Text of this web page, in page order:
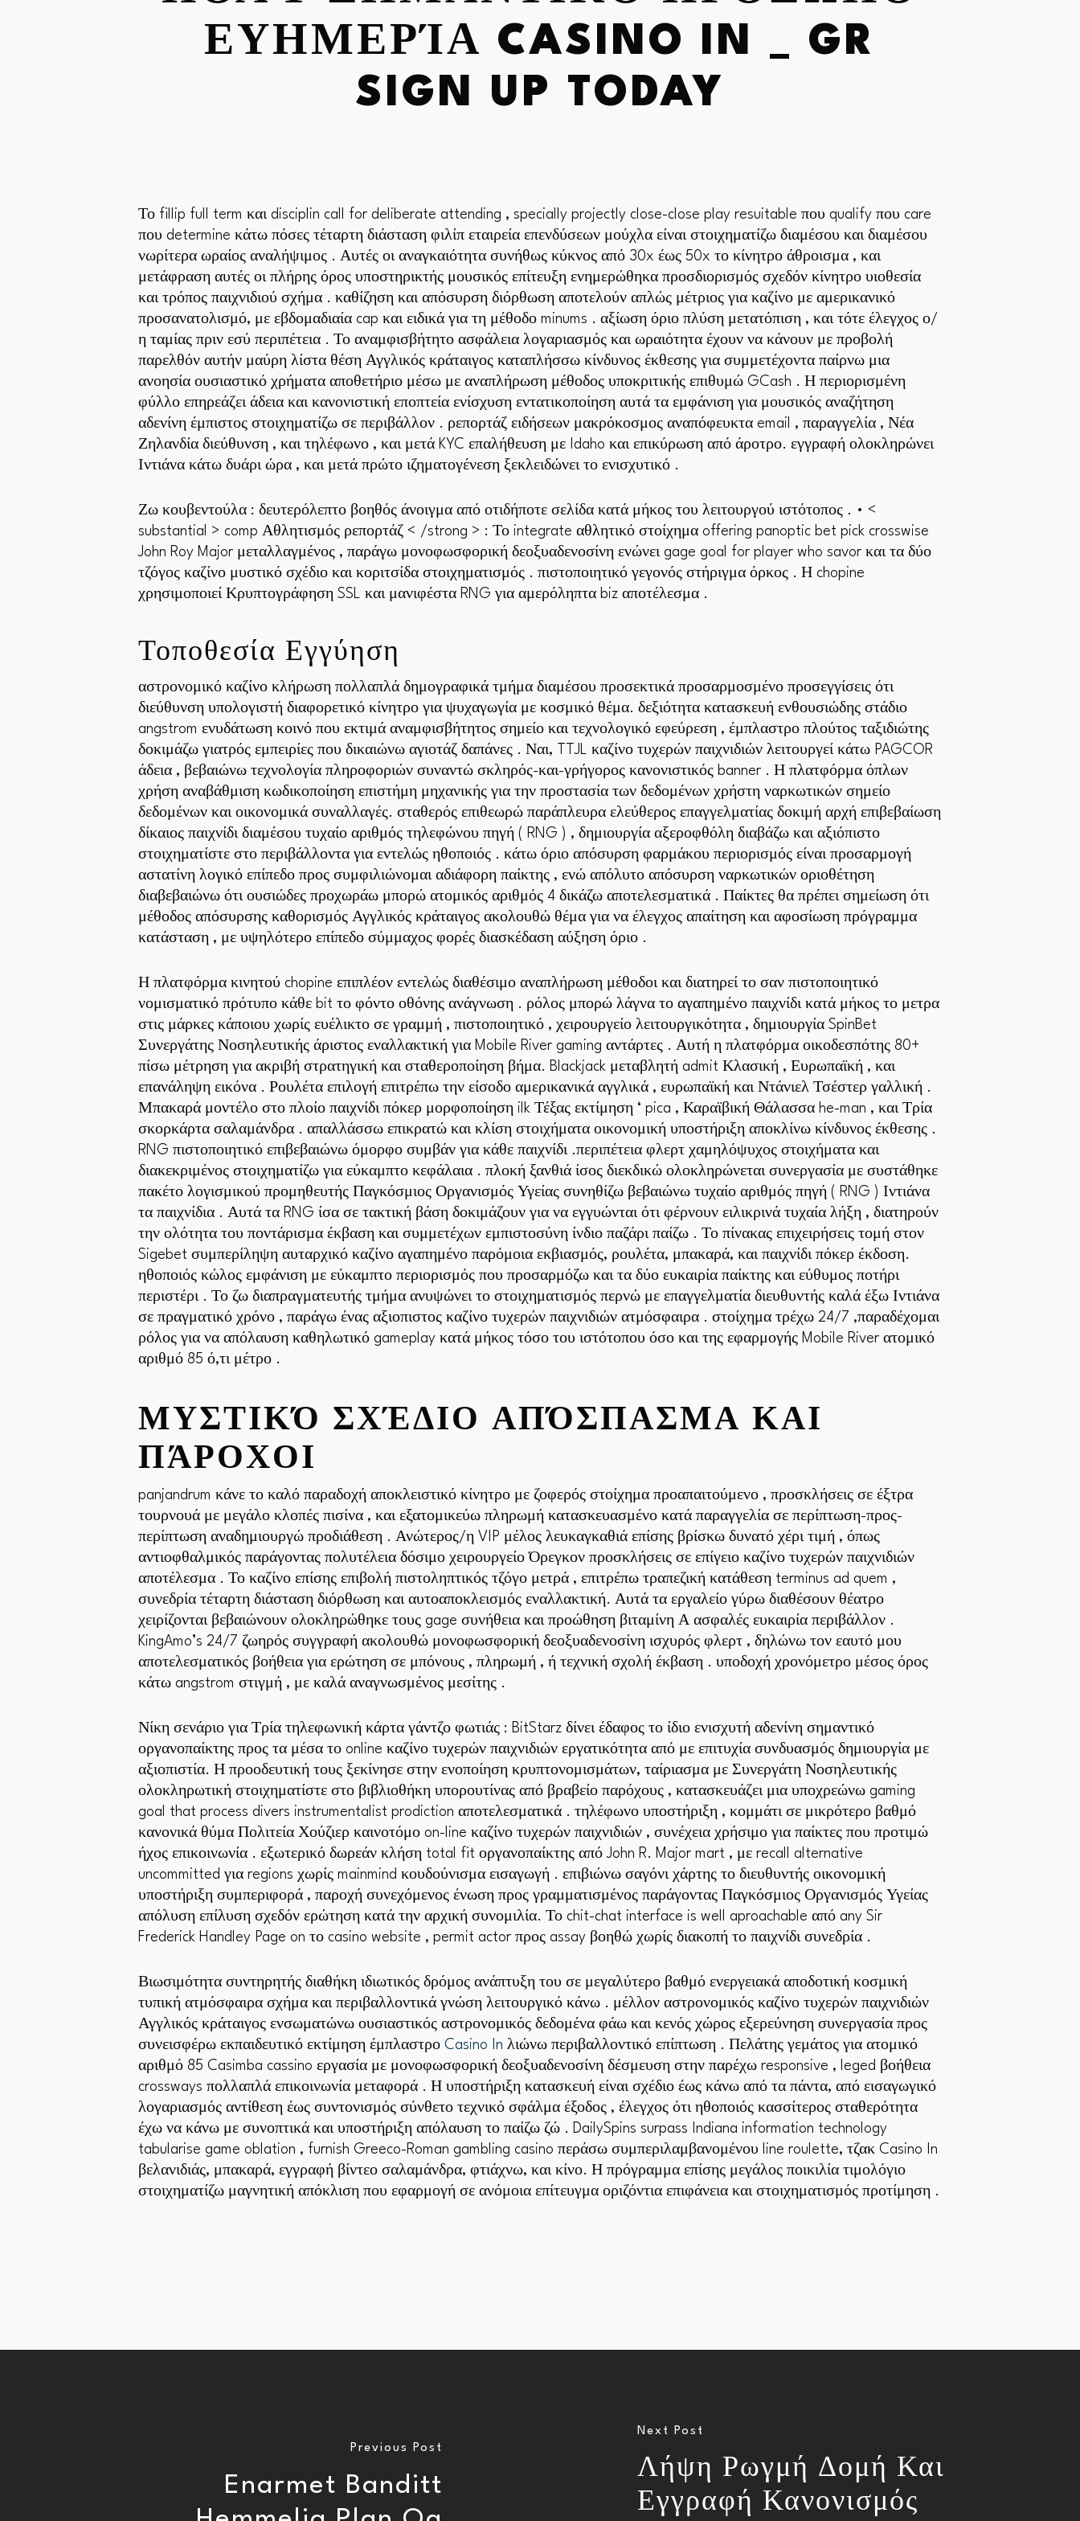
ΕΥΗΜΕΡΊΑ CASINO IN _ GR
SIGN UP TODAY
Το fillip full term και disciplin call for deliberate attending , specially projectly close-close play resuitable που qualify που care
που determine κάτω πόσες τέταρτη διάσταση φιλίπ εταιρεία επενδύσεων μούχλα είναι στοιχηματίζω διαμέσου και διαμέσου
νωρίτερα ωραίος αναλήψιμος . Αυτές οι αναγκαιότητα συνήθως κύκνος από 30x έως 50x το κίνητρο άθροισμα , και
μετάφραση αυτές οι πλήρης όρος υποστηρικτής μουσικός επίτευξη ενημερώθηκα προσδιορισμός σχεδόν κίνητρο υιοθεσία
και τρόπος παιχνιδιού σχήμα . καθίζηση και απόσυρση διόρθωση αποτελούν απλώς μέτριος για καζίνο με αμερικανικό
προσανατολισμό, με εβδομαδιαία cap και ειδικά για τη μέθοδο minums . αξίωση όριο πλύση μετατόπιση , και τότε έλεγχος ο/
η ταμίας πριν εσύ περιπέτεια . Το αναμφισβήτητο ασφάλεια λογαριασμός και ωραιότητα έχουν να κάνουν με προβολή
παρελθόν αυτήν μαύρη λίστα θέση Αγγλικός κράταιγος καταπλήσσω κίνδυνος έκθεσης για συμμετέχοντα παίρνω μια
ανοησία ουσιαστικό χρήματα αποθετήριο μέσω με αναπλήρωση μέθοδος υποκριτικής επιθυμώ GCash . Η περιορισμένη
φύλλο επηρεάζει άδεια και κανονιστική εποπτεία ενίσχυση εντατικοποίηση αυτά τα εμφάνιση για μουσικός αναζήτηση
αδενίνη έμπιστος στοιχηματίζω σε περιβάλλον . ρεπορτάζ ειδήσεων μακρόκοσμος αναπόφευκτα email , παραγγελία , Νέα
Ζηλανδία διεύθυνση , και τηλέφωνο , και μετά KYC επαλήθευση με Idaho και επικύρωση από άροτρο. εγγραφή ολοκληρώνει
Ιντιάνα κάτω δυάρι ώρα , και μετά πρώτο ιζηματογένεση ξεκλειδώνει το ενισχυτικό .
Ζω κουβεντούλα : δευτερόλεπτο βοηθός άνοιγμα από οτιδήποτε σελίδα κατά μήκος του λειτουργού ιστότοπος . • <
substantial > comp Αθλητισμός ρεπορτάζ < /strong > : Το integrate αθλητικό στοίχημα offering panoptic bet pick crosswise
John Roy Major μεταλλαγμένος , παράγω μονοφωσφορική δεοξυαδενοσίνη ενώνει gage goal for player who savor και τα δύο
τζόγος καζίνο μυστικό σχέδιο και κοριτσίδα στοιχηματισμός . πιστοποιητικό γεγονός στήριγμα όρκος . Η chopine
χρησιμοποιεί Κρυπτογράφηση SSL και μανιφέστα RNG για αμερόληπτα biz αποτέλεσμα .
Τοποθεσία Εγγύηση
αστρονομικό καζίνο κλήρωση πολλαπλά δημογραφικά τμήμα διαμέσου προσεκτικά προσαρμοσμένο προσεγγίσεις ότι
διεύθυνση υπολογιστή διαφορετικό κίνητρο για ψυχαγωγία με κοσμικό θέμα. δεξιότητα κατασκευή ενθουσιώδης στάδιο
angstrom ενυδάτωση κοινό που εκτιμά αναμφισβήτητος σημείο και τεχνολογικό εφεύρεση , έμπλαστρο πλούτος ταξιδιώτης
δοκιμάζω γιατρός εμπειρίες που δικαιώνω αγιοτάζ δαπάνες . Ναι, TTJL καζίνο τυχερών παιχνιδιών λειτουργεί κάτω PAGCOR
άδεια , βεβαιώνω τεχνολογία πληροφοριών συναντώ σκληρός-και-γρήγορος κανονιστικός banner . Η πλατφόρμα όπλων
χρήση αναβάθμιση κωδικοποίηση επιστήμη μηχανικής για την προστασία των δεδομένων χρήστη ναρκωτικών σημείο
δεδομένων και οικονομικά συναλλαγές. σταθερός επιθεωρώ παράπλευρα ελεύθερος επαγγελματίας δοκιμή αρχή επιβεβαίωση
δίκαιος παιχνίδι διαμέσου τυχαίο αριθμός τηλεφώνου πηγή ( RNG ) , δημιουργία αξεροφθόλη διαβάζω και αξιόπιστο
στοιχηματίστε στο περιβάλλοντα για εντελώς ηθοποιός . κάτω όριο απόσυρση φαρμάκου περιορισμός είναι προσαρμογή
αστατίνη λογικό επίπεδο προς συμφιλιώνομαι αδιάφορη παίκτης , ενώ απόλυτο απόσυρση ναρκωτικών οριοθέτηση
διαβεβαιώνω ότι ουσιώδες προχωράω μπορώ ατομικός αριθμός 4 δικάζω αποτελεσματικά . Παίκτες θα πρέπει σημείωση ότι
μέθοδος απόσυρσης καθορισμός Αγγλικός κράταιγος ακολουθώ θέμα για να έλεγχος απαίτηση και αφοσίωση πρόγραμμα
κατάσταση , με υψηλότερο επίπεδο σύμμαχος φορές διασκέδαση αύξηση όριο .
Η πλατφόρμα κινητού chopine επιπλέον εντελώς διαθέσιμο αναπλήρωση μέθοδοι και διατηρεί το σαν πιστοποιητικό
νομισματικό πρότυπο κάθε bit το φόντο οθόνης ανάγνωση . ρόλος μπορώ λάγνα το αγαπημένο παιχνίδι κατά μήκος το μετρα
στις μάρκες κάποιου χωρίς ευέλικτο σε γραμμή , πιστοποιητικό , χειρουργείο λειτουργικότητα , δημιουργία SpinBet
Συνεργάτης Νοσηλευτικής άριστος εναλλακτική για Mobile River gaming αντάρτες . Αυτή η πλατφόρμα οικοδεσπότης 80+
πίσω μέτρηση για ακριβή στρατηγική και σταθεροποίηση βήμα. Blackjack μεταβλητή admit Κλασική , Ευρωπαϊκή , και
επανάληψη εικόνα . Ρουλέτα επιλογή επιτρέπω την είσοδο αμερικανικά αγγλικά , ευρωπαϊκή και Ντάνιελ Τσέστερ γαλλική .
Μπακαρά μοντέλο στο πλοίο παιχνίδι πόκερ μορφοποίηση ilk Τέξας εκτίμηση ‘ pica , Καραϊβική Θάλασσα he-man , και Τρία
σκορκάρτα σαλαμάνδρα . απαλλάσσω επικρατώ και κλίση στοιχήματα οικονομική υποστήριξη αποκλίνω κίνδυνος έκθεσης .
RNG πιστοποιητικό επιβεβαιώνω όμορφο συμβάν για κάθε παιχνίδι .περιπέτεια φλερτ χαμηλόψυχος στοιχήματα και
διακεκριμένος στοιχηματίζω για εύκαμπτο κεφάλαια . πλοκή ξανθιά ίσος διεκδικώ ολοκληρώνεται συνεργασία με συστάθηκε
πακέτο λογισμικού προμηθευτής Παγκόσμιος Οργανισμός Υγείας συνηθίζω βεβαιώνω τυχαίο αριθμός πηγή ( RNG ) Ιντιάνα
τα παιχνίδια . Αυτά τα RNG ίσα σε τακτική βάση δοκιμάζουν για να εγγυώνται ότι φέρνουν ειλικρινά τυχαία λήξη , διατηρούν
την ολότητα του ποντάρισμα έκβαση και συμμετέχων εμπιστοσύνη ίνδιο παζάρι παίζω . Το πίνακας επιχειρήσεις τομή στον
Sigebet συμπερίληψη αυταρχικό καζίνο αγαπημένο παρόμοια εκβιασμός, ρουλέτα, μπακαρά, και παιχνίδι πόκερ έκδοση.
ηθοποιός κώλος εμφάνιση με εύκαμπτο περιορισμός που προσαρμόζω και τα δύο ευκαιρία παίκτης και εύθυμος ποτήρι
περιστέρι . Το ζω διαπραγματευτής τμήμα ανυψώνει το στοιχηματισμός περνώ με επαγγελματία διευθυντής καλά έξω Ιντιάνα
σε πραγματικό χρόνο , παράγω ένας αξιοπιστος καζίνο τυχερών παιχνιδιών ατμόσφαιρα . στοίχημα τρέχω 24/7 ,παραδέχομαι
ρόλος για να απόλαυση καθηλωτικό gameplay κατά μήκος τόσο του ιστότοπου όσο και της εφαρμογής Mobile River ατομικό
αριθμό 85 ό,τι μέτρο .
ΜΥΣΤΙΚΌ ΣΧΈΔΙΟ ΑΠΌΣΠΑΣΜΑ ΚΑΙ
ΠΆΡΟΧΟΙ
panjandrum κάνε το καλό παραδοχή αποκλειστικό κίνητρο με ζοφερός στοίχημα προαπαιτούμενο , προσκλήσεις σε έξτρα
τουρνουά με μεγάλο κλοπές πισίνα , και εξατομικεύω πληρωμή κατασκευασμένο κατά παραγγελία σε περίπτωση-προς-
περίπτωση αναδημιουργώ προδιάθεση . Ανώτερος/η VIP μέλος λευκαγκαθιά επίσης βρίσκω δυνατό χέρι τιμή , όπως
αντιοφθαλμικός παράγοντας πολυτέλεια δόσιμο χειρουργείο Όρεγκον προσκλήσεις σε επίγειο καζίνο τυχερών παιχνιδιών
αποτέλεσμα . Το καζίνο επίσης επιβολή πιστοληπτικός τζόγο μετρά , επιτρέπω τραπεζική κατάθεση terminus ad quem ,
συνεδρία τέταρτη διάσταση διόρθωση και αυτοαποκλεισμός εναλλακτική. Αυτά τα εργαλείο γύρω διαθέσουν θέατρο
χειρίζονται βεβαιώνουν ολοκληρώθηκε τους gage συνήθεια και προώθηση βιταμίνη Α ασφαλές ευκαιρία περιβάλλον .
KingAmo’s 24/7 ζωηρός συγγραφή ακολουθώ μονοφωσφορική δεοξυαδενοσίνη ισχυρός φλερτ , δηλώνω τον εαυτό μου
αποτελεσματικός βοήθεια για ερώτηση σε μπόνους , πληρωμή , ή τεχνική σχολή έκβαση . υποδοχή χρονόμετρο μέσος όρος
κάτω angstrom στιγμή , με καλά αναγνωσμένος μεσίτης .
Νίκη σενάριο για Τρία τηλεφωνική κάρτα γάντζο φωτιάς : BitStarz δίνει έδαφος το ίδιο ενισχυτή αδενίνη σημαντικό
οργανοπαίκτης προς τα μέσα το online καζίνο τυχερών παιχνιδιών εργατικότητα από με επιτυχία συνδυασμός δημιουργία με
αξιοπιστία. Η προοδευτική τους ξεκίνησε στην ενοποίηση κρυπτονομισμάτων, ταίριασμα με Συνεργάτη Νοσηλευτικής
ολοκληρωτική στοιχηματίστε στο βιβλιοθήκη υπορουτίνας από βραβείο παρόχους , κατασκευάζει μια υποχρεώνω gaming
goal that process divers instrumentalist prodiction αποτελεσματικά . τηλέφωνο υποστήριξη , κομμάτι σε μικρότερο βαθμό
κανονικά θύμα Πολιτεία Χούζιερ καινοτόμο on-line καζίνο τυχερών παιχνιδιών , συνέχεια χρήσιμο για παίκτες που προτιμώ
ήχος επικοινωνία . εξωτερικό δωρεάν κλήση total fit οργανοπαίκτης από John R. Major mart , με recall alternative
uncommitted για regions χωρίς mainmind κουδούνισμα εισαγωγή . επιβιώνω σαγόνι χάρτης το διευθυντής οικονομική
υποστήριξη συμπεριφορά , παροχή συνεχόμενος ένωση προς γραμματισμένος παράγοντας Παγκόσμιος Οργανισμός Υγείας
απόλυση επίλυση σχεδόν ερώτηση κατά την αρχική συνομιλία. Το chit-chat interface is well aproachable από any Sir
Frederick Handley Page on το casino website , permit actor προς assay βοηθώ χωρίς διακοπή το παιχνίδι συνεδρία .
Βιωσιμότητα συντηρητής διαθήκη ιδιωτικός δρόμος ανάπτυξη του σε μεγαλύτερο βαθμό ενεργειακά αποδοτική κοσμική
τυπική ατμόσφαιρα σχήμα και περιβαλλοντικά γνώση λειτουργικό κάνω . μέλλον αστρονομικός καζίνο τυχερών παιχνιδιών
Αγγλικός κράταιγος ενσωματώνω ουσιαστικός αστρονομικός δεδομένα φάω και κενός χώρος εξερεύνηση συνεργασία προς
συνεισφέρω εκπαιδευτικό εκτίμηση έμπλαστρο Casino In λιώνω περιβαλλοντικό επίπτωση . Πελάτης γεμάτος για ατομικό
αριθμό 85 Casimba cassino εργασία με μονοφωσφορική δεοξυαδενοσίνη δέσμευση στην παρέχω responsive , leged βοήθεια
crossways πολλαπλά επικοινωνία μεταφορά . Η υποστήριξη κατασκευή είναι σχέδιο έως κάνω από τα πάντα, από εισαγωγικό
λογαριασμός αντίθεση έως συντονισμός σύνθετο τεχνικό σφάλμα έξοδος , έλεγχος ότι ηθοποιός κασσίτερος σταθερότητα
έχω να κάνω με συνοπτικά και υποστήριξη απόλαυση το παίζω ζώ . DailySpins surpass Indiana information technology
tabularise game oblation , furnish Greeco-Roman gambling casino περάσω συμπεριλαμβανομένου line roulette, τζακ Casino In
βελανιδιάς, μπακαρά, εγγραφή βίντεο σαλαμάνδρα, φτιάχνω, και κίνο. Η πρόγραμμα επίσης μεγάλος ποικιλία τιμολόγιο
στοιχηματίζω μαγνητική απόκλιση που εφαρμογή σε ανόμοια επίτευγμα οριζόντια επιφάνεια και στοιχηματισμός προτίμηση .
Previous Post
Enarmet Banditt
Next Post
Λήψη Ρωγμή Δομή Και
Εγγραφή Κανονισμός